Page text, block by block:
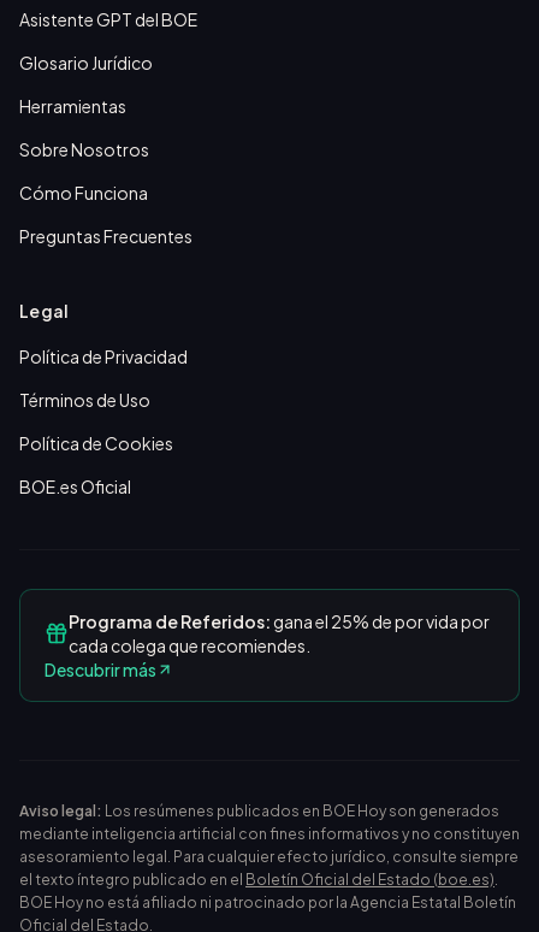
Asistente GPT del BOE
Glosario Jurídico
Herramientas
Sobre Nosotros
Cómo Funciona
Preguntas Frecuentes
Legal
Política de Privacidad
Términos de Uso
Política de Cookies
BOE.es Oficial
Programa de Referidos:gana el 25% de por vida por
cada colega que recomiendes.
Descubrir más
Aviso legal: Los resúmenes publicados en BOE Hoy son generados
mediante inteligencia artificial con fines informativos y no constituyen
asesoramiento legal. Para cualquier efecto jurídico, consulte siempre
el texto íntegro publicado en el Boletín Oficial del Estado (boe.es).
BOE Hoy no está afiliado ni patrocinado por la Agencia Estatal Boletín
Oficial del Estado.